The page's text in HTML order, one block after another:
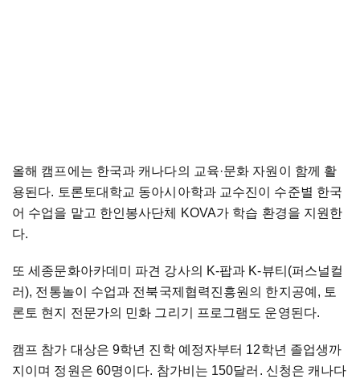
올해 캠프에는 한국과 캐나다의 교육·문화 자원이 함께 활
용된다. 토론토대학교 동아시아학과 교수진이 수준별 한국
어 수업을 맡고 한인봉사단체 KOVA가 학습 환경을 지원한
다.
또 세종문화아카데미 파견 강사의 K-팝과 K-뷰티(퍼스널컬
러), 전통놀이 수업과 전북국제협력진흥원의 한지공예, 토
론토 현지 전문가의 민화 그리기 프로그램도 운영된다.
캠프 참가 대상은 9학년 진학 예정자부터 12학년 졸업생까
지이며 정원은 60명이다. 참가비는 150달러. 신청은 캐나다